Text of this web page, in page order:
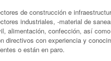
de construcción e
industriales, -material de
alimentación, confección, así
directivos con experiencia y
o están en paro.